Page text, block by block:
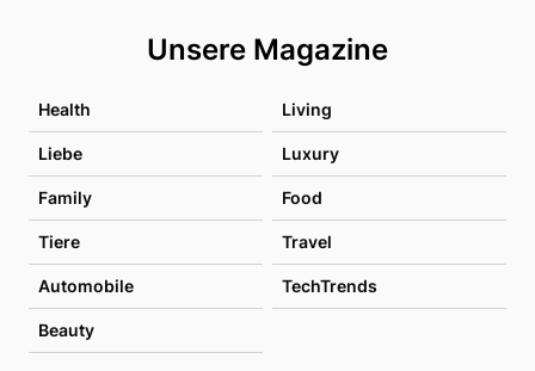
Unsere Magazine
Health Living
Liebe Luxury
Family Food
Tiere Travel
Automobile TechTrends
Beauty